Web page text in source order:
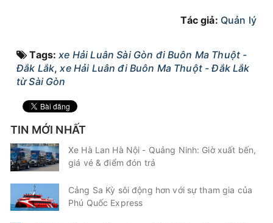
Giá vé: 330.000 Còn trống:16 Chọn mua
18:5110/08/2026
Ngã 4 Bình Phước (Cây
xăng 47)
Buôn Hồ
Hải Luân
Giá vé: 330.000 Còn trống:
Tác giả: Quản lý
Tags:xe Hải Luân Sài Gòn đi Buôn Ma Thuột -
Đắk Lắk,xe Hải Luân đi Buôn Ma Thuột - Đắk Lắk
từ Sài Gòn
TIN MỚI NHẤT
Xe Hà Lan Hà Nội - Quảng Ninh: Giờ xuất bến,
giá vé & điểm đón trả
Cảng Sa Kỳ sôi động hơn với sự tham gia của
Phú Quốc Express